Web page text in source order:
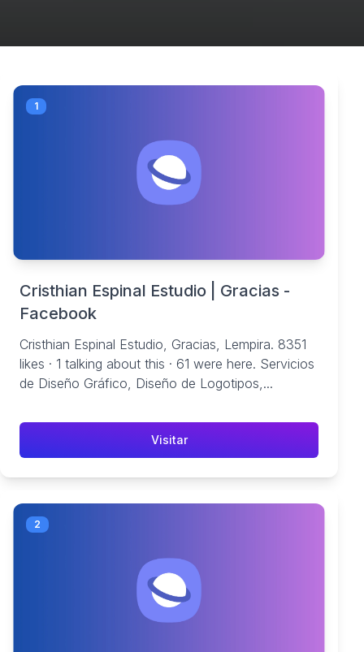
1
Cristhian Espinal Estudio | Gracias -
Facebook
Cristhian Espinal Estudio, Gracias, Lempira. 8351
likes · 1 talking about this · 61 were here. Servicios
de Diseño Gráfico, Diseño de Logotipos,...
Visitar
2